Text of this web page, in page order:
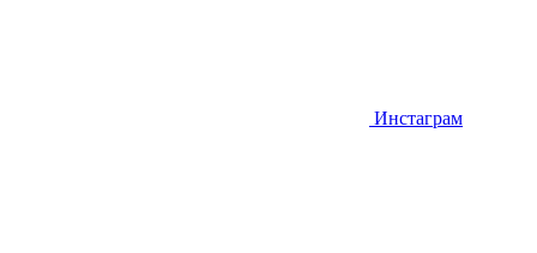
Инстаграм